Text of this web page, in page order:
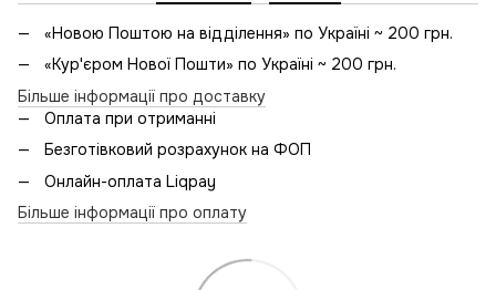
«Новою Поштою на відділення» по Україні ~ 200 грн.
«Кур'єром Нової Пошти» по Україні ~ 200 грн.
Більше інформації про доставку
Оплата при отриманні
Безготівковий розрахунок на ФОП
Онлайн-оплата Liqpay
Більше інформації про оплату